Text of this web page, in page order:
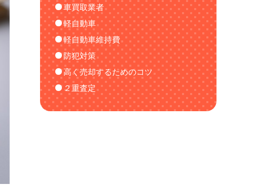
車買取業者
軽自動車
軽自動車維持費
防犯対策
高く売却するためのコツ
２重査定